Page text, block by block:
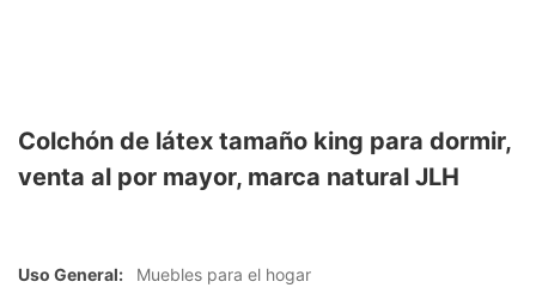
Colchón de látex tamaño king para dormir,
venta al por mayor, marca natural JLH
Uso General:
Muebles para el hogar